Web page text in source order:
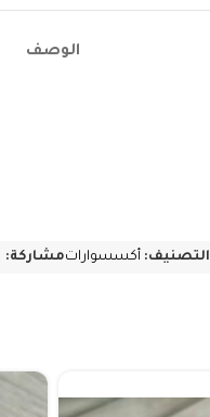
الوصف
التصنيف: أكسسواراتمشاركة: